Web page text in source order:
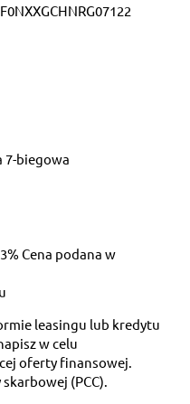
7-biegowa
Cena podana w
leasingu lub kredytu
w celu
oferty finansowej.
(PCC).